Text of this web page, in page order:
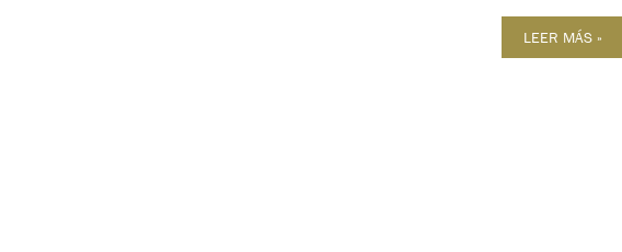
LEER MÁS »